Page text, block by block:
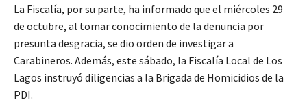
La Fiscalía, por su parte, ha informado que el miércoles 29
de octubre, al tomar conocimiento de la denuncia por
presunta desgracia, se dio orden de investigar a
Carabineros. Además, este sábado, la Fiscalía Local de Los
Lagos instruyó diligencias a la Brigada de Homicidios de la
PDI.